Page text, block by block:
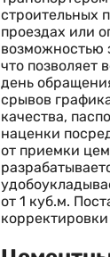
строительных
проездах или
возможностью
что позволяет
день
срывов
качества,
наценки
от приемки
от 1 куб.м.